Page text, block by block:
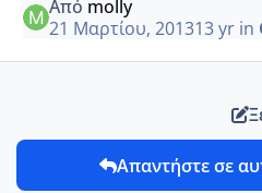
Από molly
21 Μαρτίου, 201313 yrin
Απαντήστε σε